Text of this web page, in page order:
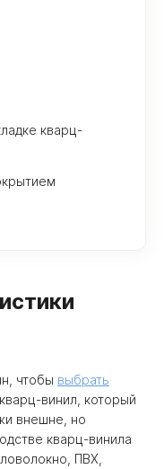
чтобы выбрать
винил, который
внешне, но
кварц-винила
ПВХ,
кварц-